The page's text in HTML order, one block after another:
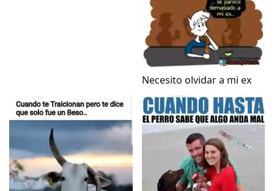
Necesito olvidar a mi ex